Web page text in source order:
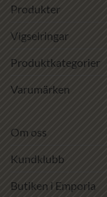
Produkter
Vigselringar
Produktkategorier
Varumärken
Om oss
Kundklubb
Butiken i Emporia